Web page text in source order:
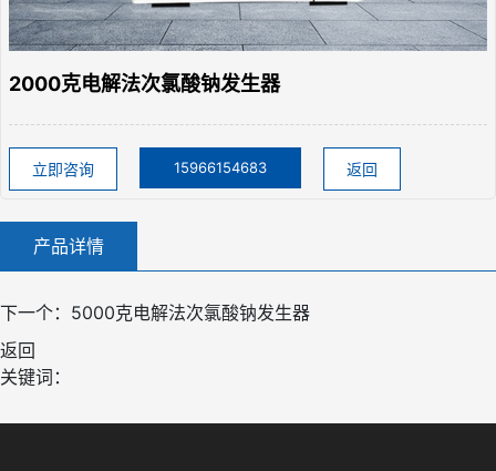
2000克电解法次氯酸钠发生器
立即咨询 15966154683 返回
产品详情
下一个： 5000克电解法次氯酸钠发生器
返回
关键词：
点击复制微信号